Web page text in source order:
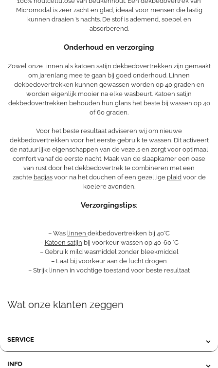
Micromodal is zeer zacht en glad, ideaal voor mensen die lastig
kunnen draaien ’s nachts. De stof is ademend, soepel en
absorberend.
Onderhoud en verzorging
Zowel onze linnen als katoen satijn dekbedovertrekken zijn gemaakt
om jarenlang mee te gaan bij goed onderhoud. Linnen
dekbedovertrekken kunnen gewassen worden op 40 graden en
worden eigenlijk mooier na elke wasbeurt. Katoen satijn
dekbedovertrekken behouden hun glans het beste bij wassen op 40
of 60 graden.
Voor het beste resultaat adviseren wij om nieuwe
dekbedovertrekken voor het eerste gebruik te wassen. Dit activeert
de natuurlijke eigenschappen van de vezels en zorgt voor optimaal
comfort vanaf de eerste nacht. Maak van de slaapkamer een oase
van rust door het dekbedovertrek te combineren met een
zachte badjasvoor na het douchen of een gezellige plaidvoor de
koelere avonden.
Verzorgingstips:
– Was linnen dekbedovertrekken bij 40°C
– Katoen satijn bij voorkeur wassen op 40-60 °C
– Gebruik mild wasmiddel zonder bleekmiddel
– Laat bij voorkeur aan de lucht drogen
– Strijk linnen in vochtige toestand voor beste resultaat
Wat onze klanten zeggen
SERVICE
INFO